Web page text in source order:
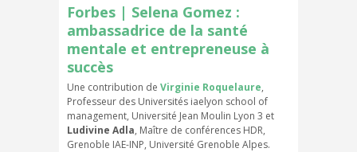
Forbes | Selena Gomez :
ambassadrice de la santé
mentale et entrepreneuse à
succès
Une contribution de Virginie Roquelaure,
Professeur des Universités iaelyon school of
management, Université Jean Moulin Lyon 3 et
Ludivine Adla, Maître de conférences HDR,
Grenoble IAE-INP, Université Grenoble Alpes.